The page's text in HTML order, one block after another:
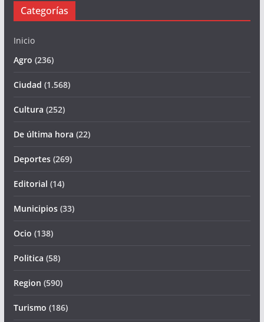
Categorías
Inicio
Agro (236)
Ciudad (1.568)
Cultura (252)
De última hora (22)
Deportes(269)
Editorial (14)
Municipios(33)
Ocio (138)
Politica (58)
Region (590)
Turismo (186)